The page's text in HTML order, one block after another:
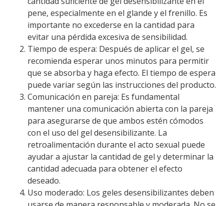
pene, especialmente en el glande y el frenillo. Es
importante no excederse en la cantidad para
evitar una pérdida excesiva de sensibilidad.
Tiempo de espera: Después de aplicar el gel, se
recomienda esperar unos minutos para permitir
que se absorba y haga efecto. El tiempo de espera
puede variar según las instrucciones del producto.
Comunicación en pareja: Es fundamental
mantener una comunicación abierta con la pareja
para asegurarse de que ambos estén cómodos
con el uso del gel desensibilizante. La
retroalimentación durante el acto sexual puede
ayudar a ajustar la cantidad de gel y determinar la
cantidad adecuada para obtener el efecto
deseado.
Uso moderado: Los geles desensibilizantes deben